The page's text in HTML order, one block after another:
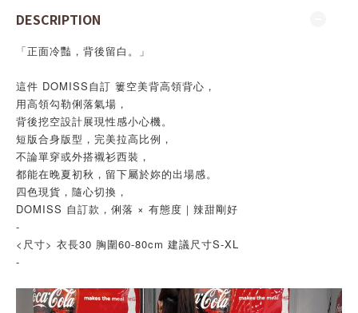
DESCRIPTION
「正面冷豔，背後留白。」
這件 DOMISS自訂 簍空美背高領背心，
用高領勾勒俐落氣場，
背後挖空設計展現性感小心機。
短版合身版型，完美拉高比例，
不論單穿或外搭襯衫西裝，
都能在晚夏初秋，留下屬於妳的出場感。
四色現貨，隨心切換，
DOMISS 自訂款，俐落 × 有態度｜辣甜剛好
-
<尺寸> 衣長30 胸圍60-80cm 建議尺寸S-XL
-